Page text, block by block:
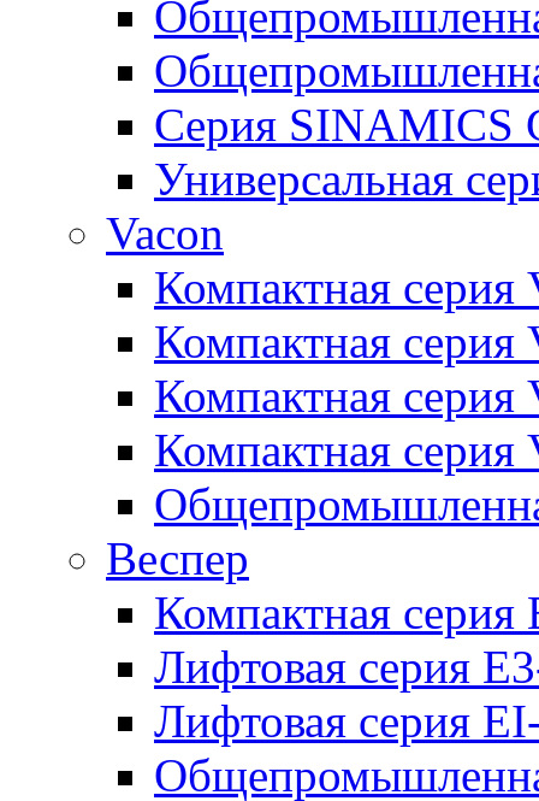
Серия SINAMICS
Универсальная
Vacon
Компактная серия
Компактная серия
Компактная
Компактная серия
Веспер
Компактная серия
Лифтовая серия
Лифтовая серия